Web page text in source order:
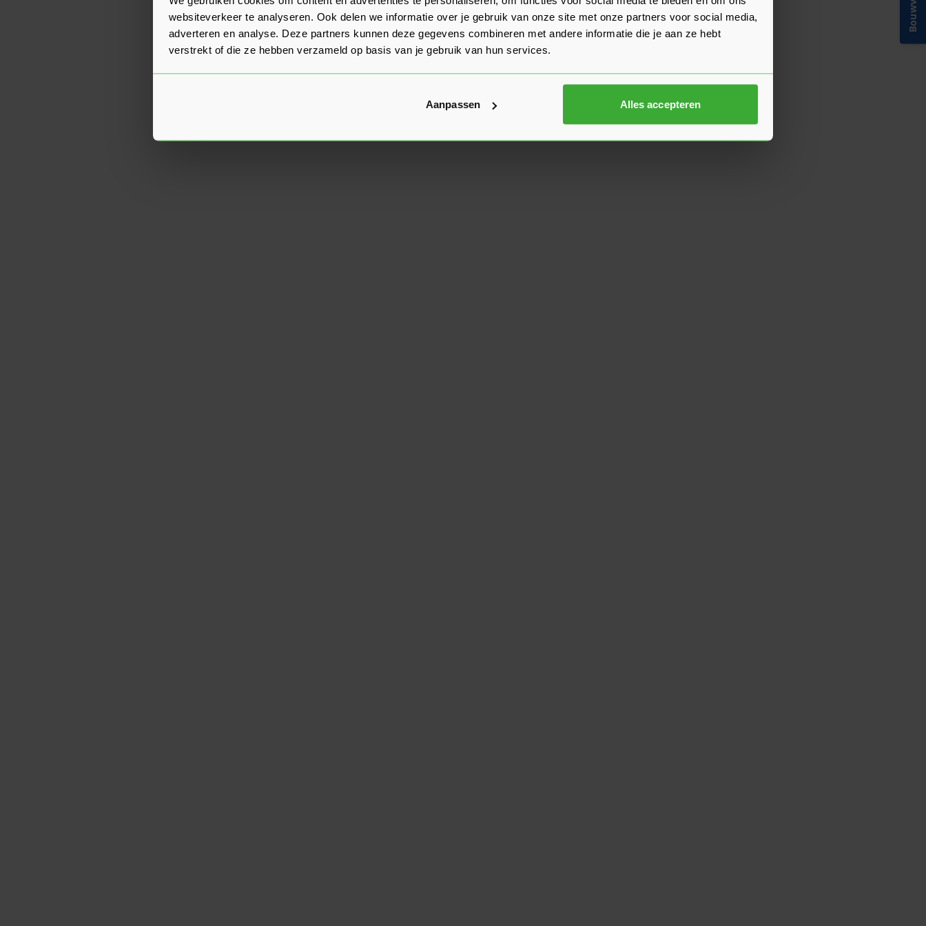
websiteverkeer te analyseren. Ook delen we informatie over je gebruik van onze site met onze partners voor social media,
adverteren en analyse. Deze partners kunnen deze gegevens combineren met andere informatie die je aan ze hebt
verstrekt of die ze hebben verzameld op basis van je gebruik van hun services.
Aanpassen Alles accepteren